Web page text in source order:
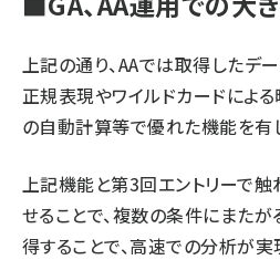
上記の通り、AAでは取得したデ
正規表現やワイルドカードによ
の自動計算等で優れた機能を有
上記機能と第3回エントリーで触
せることで、複数の条件にまた
得することで、高速での分析が実